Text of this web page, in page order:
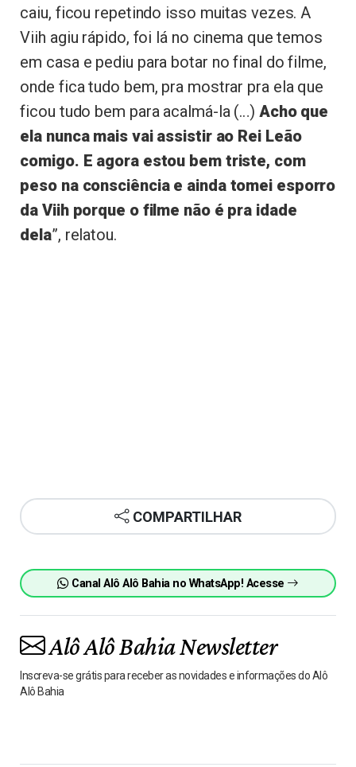
caiu, ficou repetindo isso muitas vezes. A
Viih agiu rápido, foi lá no cinema que temos
em casa e pediu para botar no final do filme,
onde fica tudo bem, pra mostrar pra ela que
ficou tudo bem para acalmá-la (…) Acho que
ela nunca mais vai assistir ao Rei Leão
comigo. E agora estou bem triste, com
peso na consciência e ainda tomei esporro
da Viih porque o filme não é pra idade
dela”, relatou.
COMPARTILHAR
Canal Alô Alô Bahia no WhatsApp! Acesse
Alô Alô Bahia Newsletter
Inscreva-se grátis para receber as novidades e informações do Alô
Alô Bahia